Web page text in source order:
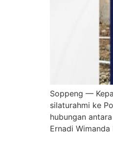
Soppeng —
silaturahmi ke
hubungan
Ernadi